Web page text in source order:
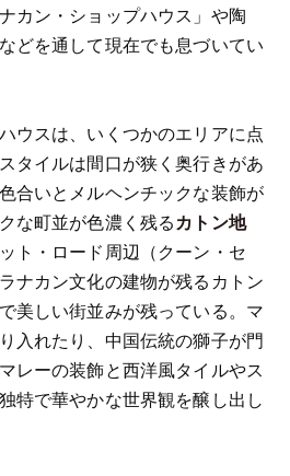
カン・ショップハウス」や陶
どを通して現在でも息づいてい
ウスは、いくつかのエリアに点
タイルは間口が狭く奥行きがあ
合いとメルヘンチックな装飾が
な町並が色濃く残るカトン地
ト・ロード周辺（クーン・セ
ナカン文化の建物が残るカトン
美しい街並みが残っている。マ
入れたり、中国伝統の獅子が門
レーの装飾と西洋風タイルやス
特で華やかな世界観を醸し出し